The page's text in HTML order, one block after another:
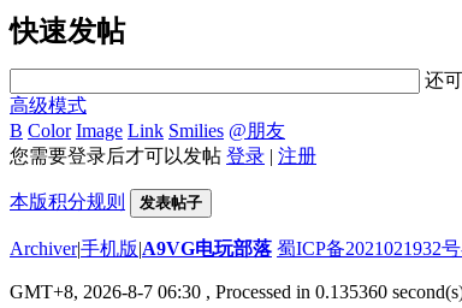
快速发帖
还
高级模式
B Color Image Link Smilies @朋友
您需要登录后才可以发帖 登录 | 注册
本版积分规则 发表帖子
Archiver|手机版|A9VG电玩部落 蜀ICP备2021021932
GMT+8, 2026-8-7 06:30 , Processed in 0.135360